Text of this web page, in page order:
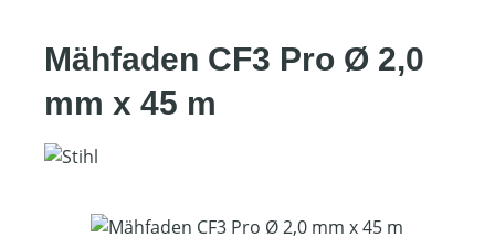
Mähfaden CF3 Pro Ø 2,0
mm x 45 m
Bildergalerie überspringen